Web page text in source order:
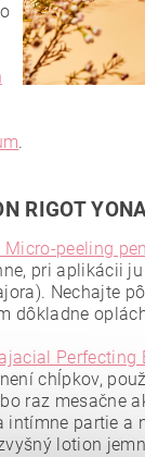
.
RIGOT
Micro-peeling
pri aplikácii
Nechajte
dôkladne
Perfecting
chĺpkov,
raz mesačne
partie a
lotion